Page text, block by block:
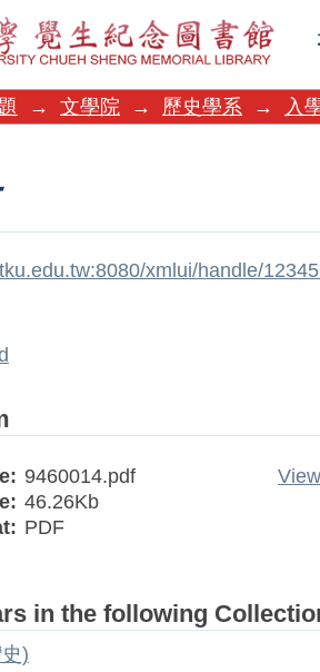
→ 文學院 → 歷史學系 → 入
xmlui/handle/
9460014.pdf
46.26Kb
PDF
in the following
)